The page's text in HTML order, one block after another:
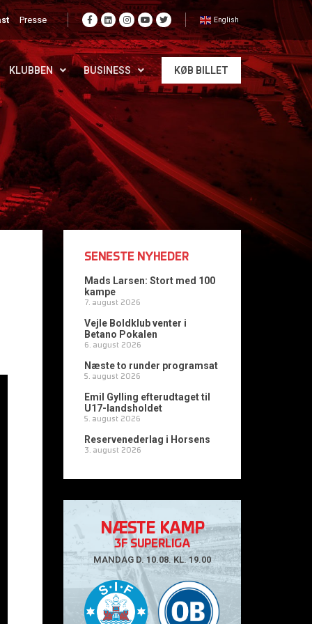
Presse English
KLUBBEN BUSINESS KØB BILLET
SENESTE NYHEDER
Mads Larsen: Stort med 100
kampe
7. august 2026
Vejle Boldklub venter i
Betano Pokalen
6. august 2026
Næste to runder programsat
5. august 2026
Emil Gylling efterudtaget til
U17-landsholdet
5. august 2026
Reservenederlag i Horsens
3. august 2026
NÆSTE KAMP
3F SUPERLIGA
MANDAG D. 10.08. KL. 19.00